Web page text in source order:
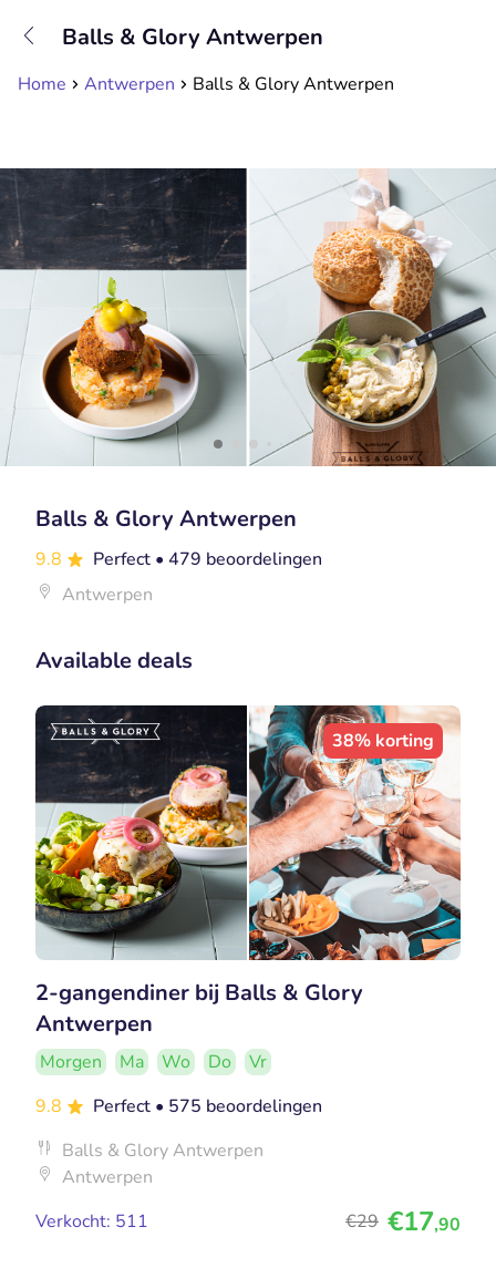
Balls & Glory Antwerpen
Home Antwerpen Balls & Glory Antwerpen
Balls & Glory Antwerpen
9.8 Perfect • 479 beoordelingen
Antwerpen
Available deals
38% korting
2-gangendiner bij Balls & Glory
Antwerpen
Morgen Ma Wo Do
Vr
9.8
Perfect • 575 beoordelingen
Balls & Glory Antwerpen
Antwerpen
Verkocht: 511
€29 €17,90